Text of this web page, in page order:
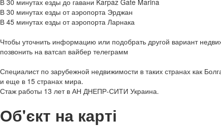
В 30 минутах езды от аэропорта Эрджан
В 45 минутах езды от аэропорта Ларнака
Чтобы уточнить информацию или подобрать другой вариант
позвонить на ватсап вайбер телеграмм
Специалист по зарубежной недвижимости в таких странах как
и еще в 15 странах мира.
Стаж работы 13 лет в АН ДНЕПР-СИТИ Украина.
Об'єкт на карті